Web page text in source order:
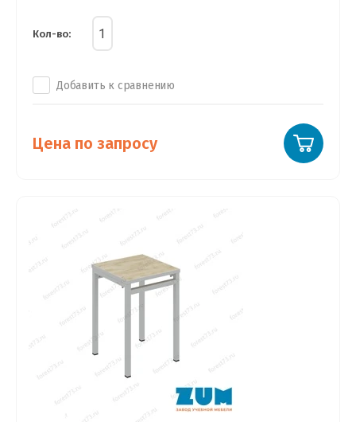
Кол-во:
Добавить к сравнению
Цена по запросу